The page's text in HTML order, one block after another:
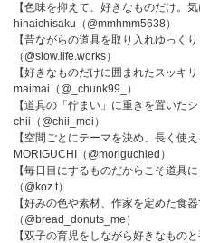
【色味を抑えて、好きなものだけ。
hinaichisaku（@mmhmm5638）
【昔ながらの道具を取り入れゆっく
（@slow.life.works）
【好きなものだけに囲まれたスッキ
maimai（@_chunk99_）
【道具の「佇まい」に重きを置いた
chii（@chii_moi）
【空間ごとにテーマを決め、長く使
MORIGUCHI（@moriguchied）
【毎日目にするものだからこそ道具
（@koz.t）
【好みの色や素材、作家を定めた食
（@bread_donuts_me）
【双子の育児をしながら好きなもの